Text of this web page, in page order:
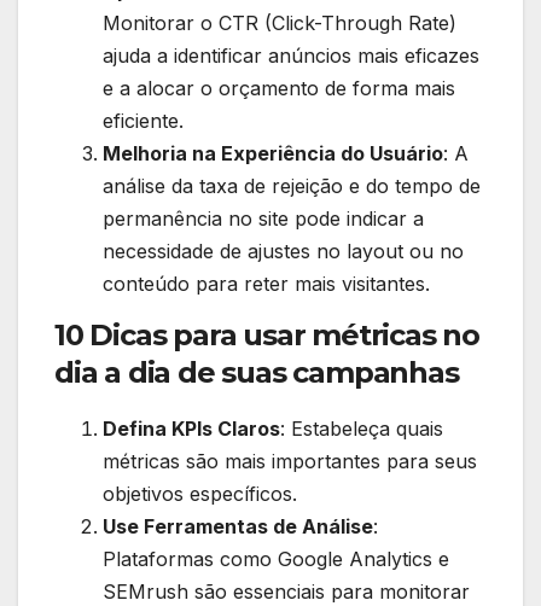
Monitorar o CTR (Click-Through Rate)
ajuda a identificar anúncios mais eficazes
e a alocar o orçamento de forma mais
eficiente.
Melhoria na Experiência do Usuário: A
análise da taxa de rejeição e do tempo de
permanência no site pode indicar a
necessidade de ajustes no layout ou no
conteúdo para reter mais visitantes.
10 Dicas para usar métricas no
dia a dia de suas campanhas
Defina KPIs Claros: Estabeleça quais
métricas são mais importantes para seus
objetivos específicos.
Use Ferramentas de Análise:
Plataformas como Google Analytics e
SEMrush são essenciais para monitorar